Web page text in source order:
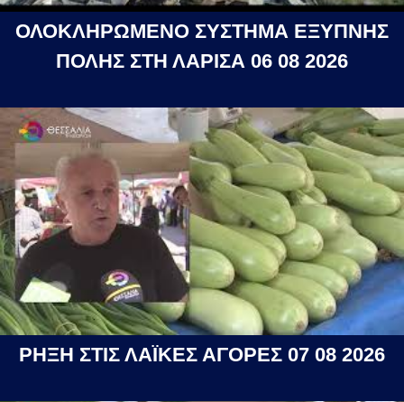
ΟΛΟΚΛΗΡΩΜΕΝΟ ΣΥΣΤΗΜΑ ΕΞΥΠΝΗΣ
ΠΟΛΗΣ ΣΤΗ ΛΑΡΙΣΑ 06 08 2026
ΡΗΞΗ ΣΤΙΣ ΛΑΪΚΕΣ ΑΓΟΡΕΣ 07 08 2026